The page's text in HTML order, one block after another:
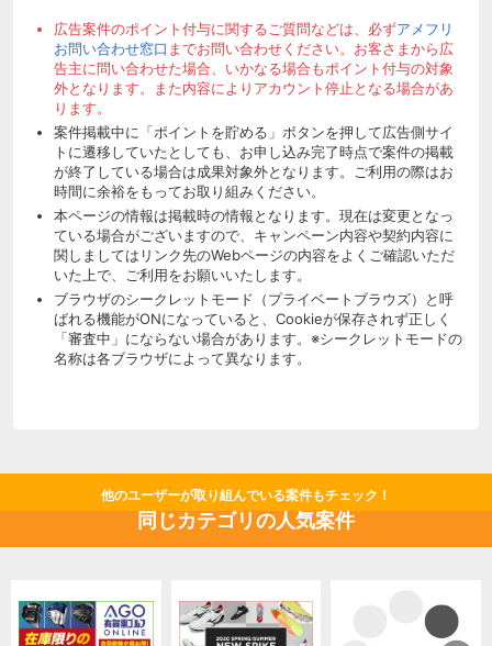
広告案件のポイント付与に関するご質問などは、必ずアメフリ
お問い合わせ窓口 までお問い合わせください。お客さまから広
告主に問い合わせた場合、いかなる場合もポイント付与の対象
外となります。また内容によりアカウント停止となる場合があ
ります。
案件掲載中に「ポイントを貯める」ボタンを押して広告側サイ
トに遷移していたとしても、お申し込み完了時点で案件の掲載
が終了している場合は成果対象外となります。ご利用の際はお
時間に余裕をもってお取り組みください。
本ページの情報は掲載時の情報となります。現在は変更となっ
ている場合がございますので、キャンペーン内容や契約内容に
関しましてはリンク先のWebページの内容をよくご確認いただ
いた上で、ご利用をお願いいたします。
ブラウザのシークレットモード（プライベートブラウズ）と呼
ばれる機能がONになっていると、Cookieが保存されず正しく
「審査中」にならない場合があります。※シークレットモードの
名称は各ブラウザによって異なります。
他のユーザーが取り組んでいる案件もチェック！
同じカテゴリの人気案件